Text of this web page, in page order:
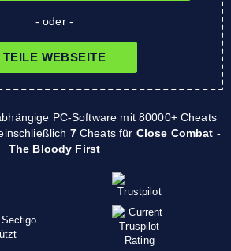
- oder -
TEILE WEBSEITE
PC-Software mit 80000+ Cheats
7Cheats für Close Combat -
The Bloody First